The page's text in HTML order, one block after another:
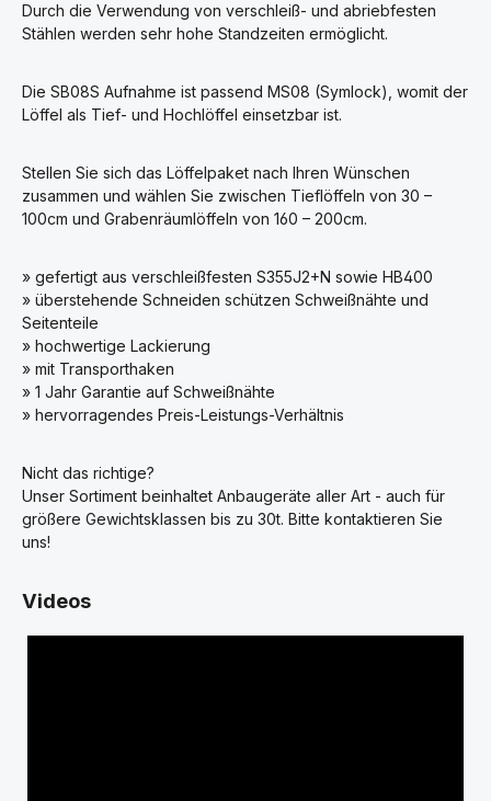
Durch die Verwendung von verschleiß- und abriebfesten
Stählen werden sehr hohe Standzeiten ermöglicht.
Die SB08S Aufnahme ist passend MS08 (Symlock), womit der
Löffel als Tief- und Hochlöffel einsetzbar ist.
Stellen Sie sich das Löffelpaket nach Ihren Wünschen
zusammen und wählen Sie zwischen Tieflöffeln von 30 –
100cm und Grabenräumlöffeln von 160 – 200cm.
» gefertigt aus verschleißfesten S355J2+N sowie HB400
» überstehende Schneiden schützen Schweißnähte und
Seitenteile
» hochwertige Lackierung
» mit Transporthaken
» 1 Jahr Garantie auf Schweißnähte
» hervorragendes Preis-Leistungs-Verhältnis
Nicht das richtige?
Unser Sortiment beinhaltet Anbaugeräte aller Art - auch für
größere Gewichtsklassen bis zu 30t. Bitte kontaktieren Sie
uns!
Videos